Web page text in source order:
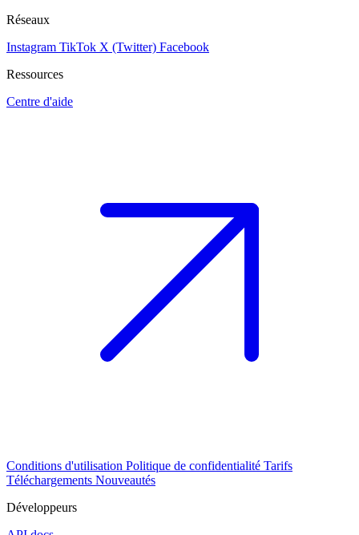
Réseaux
Instagram TikTok X (Twitter) Facebook
Ressources
Centre d'aide
Conditions d'utilisation Politique de confidentialité Tarifs
Téléchargements Nouveautés
Développeurs